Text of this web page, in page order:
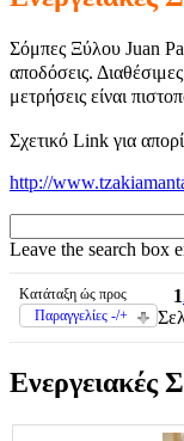
Σόμπες Ξύλου Juan
αποδόσεις.
μετρήσεις είναι
Σχετικό Link για
http://
Leave the search box
Κατάταξη ώς προς
Παραγγελίες -/+
1
Ενεργειακές